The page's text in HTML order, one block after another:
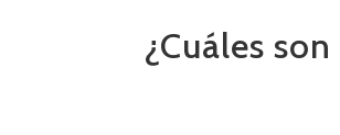
¿Cuáles